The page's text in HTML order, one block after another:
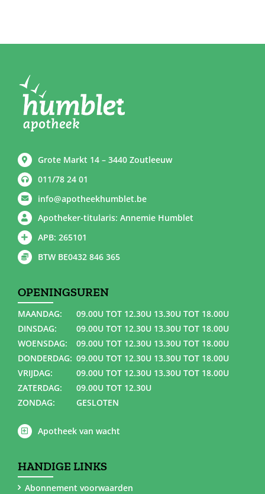
Grote Markt 14 – 3440 Zoutleeuw
011/78 24 01
info@apotheekhumblet.be
Apotheker-titularis: Annemie Humblet
APB: 265101
BTW BE0432 846 365
OPENINGSUREN
MAANDAG:
09.00U TOT 12.30U 13.30U TOT 18.00U
DINSDAG:
09.00U TOT 12.30U 13.30U TOT 18.00U
WOENSDAG:
09.00U TOT 12.30U 13.30U TOT 18.00U
DONDERDAG: 09.00U TOT 12.30U 13.30U TOT 18.00U
VRIJDAG:
09.00U TOT 12.30U 13.30U TOT 18.00U
ZATERDAG:
09.00U TOT 12.30U
ZONDAG:
GESLOTEN
Apotheek van wacht
HANDIGE LINKS
Abonnement voorwaarden